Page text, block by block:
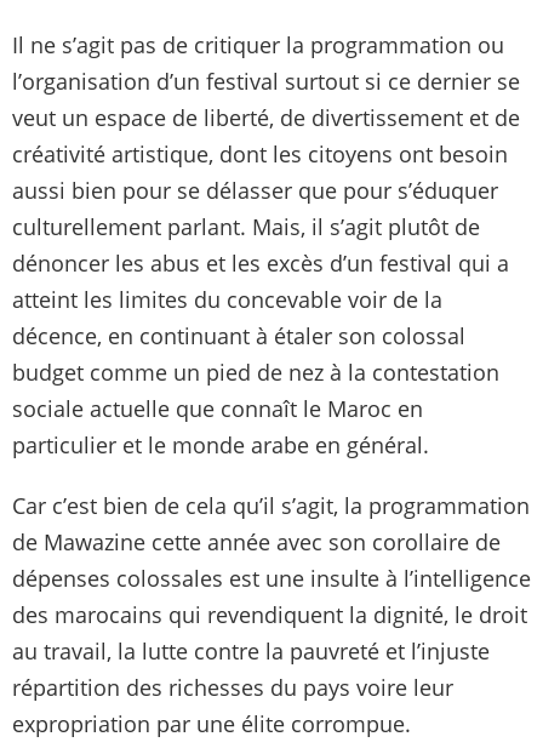
Il ne s’agit pas de critiquer la programmation ou
l’organisation d’un festival surtout si ce dernier se
veut un espace de liberté, de divertissement et de
créativité artistique, dont les citoyens ont besoin
aussi bien pour se délasser que pour s’éduquer
culturellement parlant. Mais, il s’agit plutôt de
dénoncer les abus et les excès d’un festival qui a
atteint les limites du concevable voir de la
décence, en continuant à étaler son colossal
budget comme un pied de nez à la contestation
sociale actuelle que connaît le Maroc en
particulier et le monde arabe en général.
Car c’est bien de cela qu’il s’agit, la programmation
de Mawazine cette année avec son corollaire de
dépenses colossales est une insulte à l’intelligence
des marocains qui revendiquent la dignité, le droit
au travail, la lutte contre la pauvreté et l’injuste
répartition des richesses du pays voire leur
expropriation par une élite corrompue.